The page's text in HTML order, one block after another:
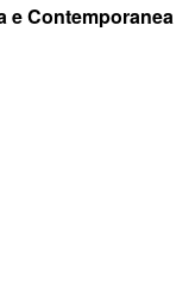
e Contemporanea